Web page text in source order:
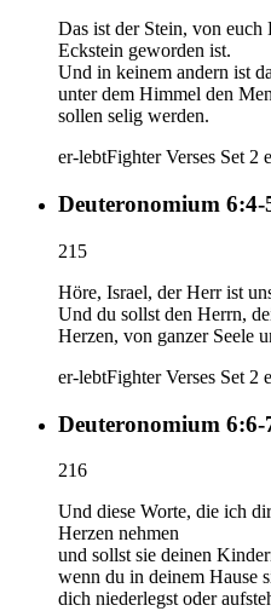
Das ist der Stein, von
Eckstein geworden ist.
Und in keinem andern ist
unter dem Himmel den
sollen selig werden.
er-lebtFighter Verses Set 2
Deuteronomium 6:4-
215
Höre, Israel, der Herr ist
Und du sollst den Herrn,
Herzen, von ganzer Seele
er-lebtFighter Verses Set 2
Deuteronomium 6:6-
216
Und diese Worte, die ich
Herzen nehmen
und sollst sie deinen
wenn du in deinem Hause
dich niederlegst oder